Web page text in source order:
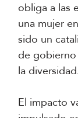
obliga a las
una mujer
sido un
de
la
El impacto